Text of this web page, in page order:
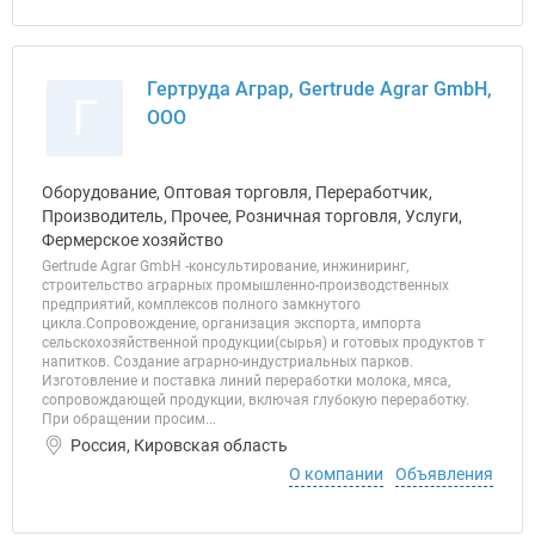
Гертруда Аграр, Gertrude Agrar GmbH,
ООО
Оборудование, Оптовая торговля, Переработчик,
Производитель, Прочее, Розничная торговля, Услуги,
Фермерское хозяйство
Gertrude Agrar GmbH -консультирование, инжиниринг,
строительство аграрных промышленно-производственных
предприятий, комплексов полного замкнутого
цикла.Сопровождение, организация экспорта, импорта
сельскохозяйственной продукции(сырья) и готовых продуктов т
напитков. Создание аграрно-индустриальных парков.
Изготовление и поставка линий переработки молока, мяса,
сопровождающей продукции, включая глубокую переработку.
При обращении просим...
Россия, Кировская область
О компании
Объявления